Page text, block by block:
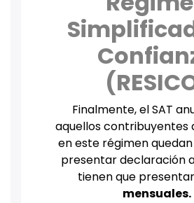
Finalmente, el SAT
aquellos contribuyentes
en este régimen
presentar declaración
tienen que presentar
mensuales.